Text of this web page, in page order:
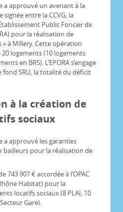
a approuvé un avenant à la
entre la CCVG, la
Public Foncier de
pour la réalisation de
» à Millery. Cette opération
logements (10 logements
en BRS). L’EPORA s’engage
fond SRU, la totalité du déficit
à la création de
sociaux
a approuvé les garanties
bailleurs pour la réalisation de
907 € accordée à l’OPAC
Habitat) pour la
locatifs sociaux (8 PLAI, 10
Gare).